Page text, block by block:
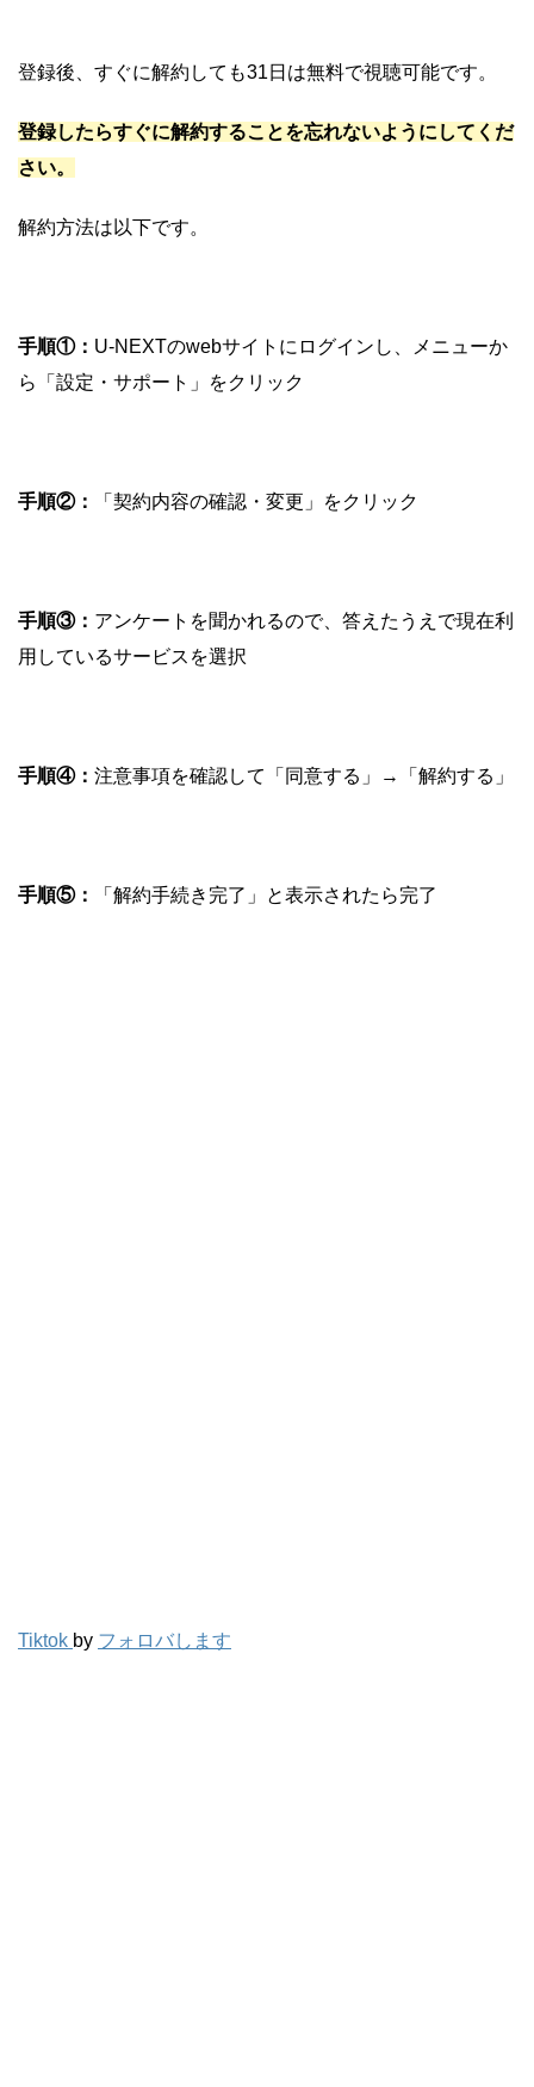
登録後、すぐに解約しても31日は無料で視聴可能です。
登録したらすぐに解約することを忘れないようにしてくだ
さい。
解約方法は以下です。
手順①： U-NEXTのwebサイトにログインし、メニューか
ら「設定・サポート」をクリック
手順②： 「契約内容の確認・変更」をクリック
手順③： アンケートを聞かれるので、答えたうえで現在利
用しているサービスを選択
手順④： 注意事項を確認して「同意する」→「解約する」
手順⑤： 「解約手続き完了」と表示されたら完了
Tiktok by フォロバします